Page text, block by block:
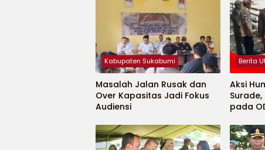
Kabupaten Sukabumi
Masalah Jalan Rusak dan
Over Kapasitas Jadi Fokus
Audiensi
Berita
Aksi
pada